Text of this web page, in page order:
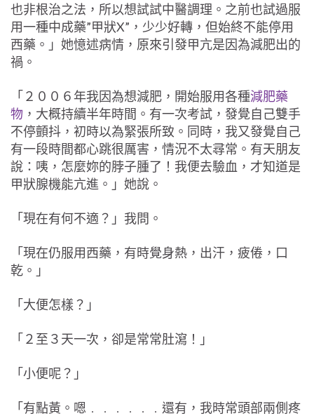
也非根治之法，所以想試試中醫調理。之前也試過服
用一種中成藥”甲狀X”，少少好轉，但始終不能停用
西藥。」她憶述病情，原來引發甲亢是因為減肥出的
禍。
「２００６年我因為想減肥，開始服用各種減肥藥
物 ，大概持續半年時間。有一次考試，發覺自己雙手
不停顫抖，初時以為緊張所致。同時，我又發覺自己
有一段時間都心跳很厲害，情況不太尋常。有天朋友
說：咦，怎麼妳的脖子腫了！我便去驗血，才知道是
甲狀腺機能亢進。」她說。
「現在有何不適？」我問。
「現在仍服用西藥，有時覺身熱，出汗，疲倦，口
乾。」
「大便怎樣？」
「２至３天一次，卻是常常肚瀉！」
「小便呢？」
「有點黃。嗯﹒﹒﹒﹒﹒﹒還有，我時常頭部兩側疼